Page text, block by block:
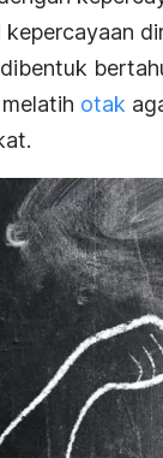
kepercayaan
otak